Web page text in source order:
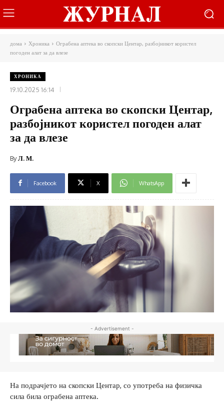
дома Хроника
Ограбена аптека во скопски Центар, разбојникот користел
погоден алат за да влезе
ХРОНИКА
19.10.2025 16:14
Ограбена аптека во скопски Центар,
разбојникот користел погоден алат
за да влезе
ByЛ. М.
Facebook X WhatsApp
- Advertisement -
На подрачјето на скопски Центар, со употреба на физичка
сила била ограбена аптека.